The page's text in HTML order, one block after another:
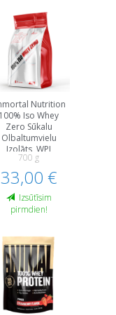
Nutrition
100% Iso Whey
Zero Sūkalu
Olbaltumvielu
Izolāts, WPI
Proteīni
700 g
33,00 €
Izsūtīsim
pirmdien!